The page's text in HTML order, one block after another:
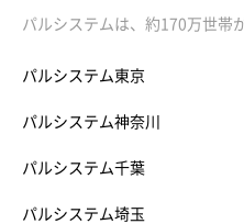
パルシステムは、約170万世帯
パルシステム東京
パルシステム神奈川
パルシステム千葉
パルシステム埼玉